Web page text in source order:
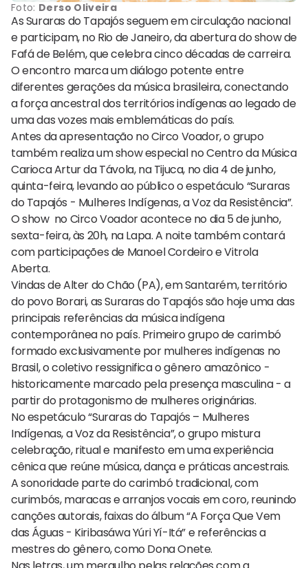
Foto: Derso Oliveira
As Suraras do Tapajós seguem em circulação nacional
e participam, no Rio de Janeiro, da abertura do show de
Fafá de Belém, que celebra cinco décadas de carreira.
O encontro marca um diálogo potente entre
diferentes gerações da música brasileira, conectando
a força ancestral dos territórios indígenas ao legado de
uma das vozes mais emblemáticas do país.
Antes da apresentação no Circo Voador, o grupo
também realiza um show especial no Centro da Música
Carioca Artur da Távola, na Tijuca, no dia 4 de junho,
quinta-feira, levando ao público o espetáculo “Suraras
do Tapajós - Mulheres Indígenas, a Voz da Resistência”.
O show no Circo Voador acontece no dia 5 de junho,
sexta-feira, às 20h, na Lapa. A noite também contará
com participações de Manoel Cordeiro e Vitrola
Aberta.
Vindas de Alter do Chão (PA), em Santarém, território
do povo Borari, as Suraras do Tapajós são hoje uma das
principais referências da música indígena
contemporânea no país. Primeiro grupo de carimbó
formado exclusivamente por mulheres indígenas no
Brasil, o coletivo ressignifica o gênero amazônico -
historicamente marcado pela presença masculina - a
partir do protagonismo de mulheres originárias.
No espetáculo “Suraras do Tapajós – Mulheres
Indígenas, a Voz da Resistência”, o grupo mistura
celebração, ritual e manifesto em uma experiência
cênica que reúne música, dança e práticas ancestrais.
A sonoridade parte do carimbó tradicional, com
curimbós, maracas e arranjos vocais em coro, reunindo
canções autorais, faixas do álbum “A Força Que Vem
das Águas - Kiribasáwa Yúri Yí-Itá” e referências a
mestres do gênero, como Dona Onete.